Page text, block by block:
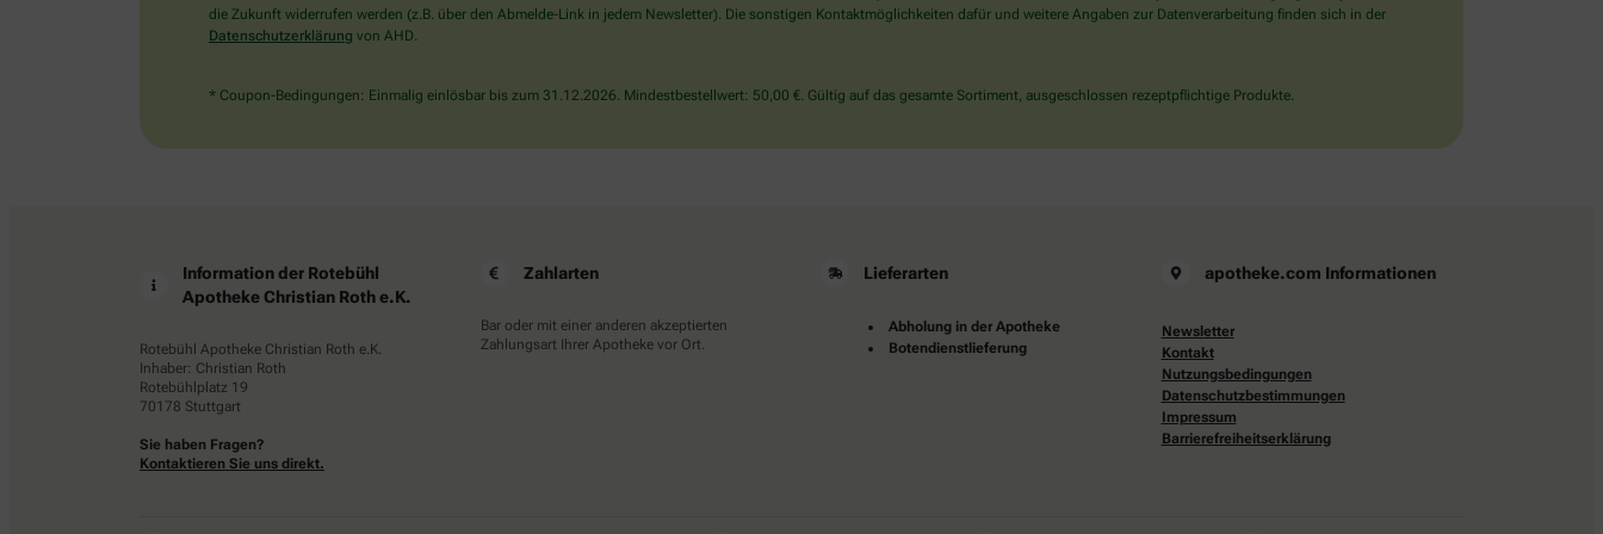
wählen
Stern.
die Zukunft widerrufen werden (z.B. über den Abmelde-Link in jedem Newsletter). Die sonstigen Kontaktmöglichkeiten dafür und weitere Angaben zur Datenverarbeitung finden sich in der
Datenschutzerklärung von AHD.
* Coupon-Bedingungen: Einmalig einlösbar bis zum 31.12.2026. Mindestbestellwert: 50,00 €. Gültig auf das gesamte Sortiment, ausgeschlossen rezeptpflichtige Produkte.
Information der Rotebühl
Apotheke Christian Roth e.K.
Rotebühl Apotheke Christian Roth e.K.
Inhaber: Christian Roth
Rotebühlplatz 19
70178 Stuttgart
Sie haben Fragen?
Kontaktieren Sie uns direkt.
Zahlarten
Bar oder mit einer anderen akzeptierten
Zahlungsart Ihrer Apotheke vor Ort.
Lieferarten
Abholung in der Apotheke
Botendienstlieferung
apotheke.com Informationen
Newsletter
Kontakt
Nutzungsbedingungen
Datenschutzbestimmungen
Impressum
Barrierefreiheitserklärung